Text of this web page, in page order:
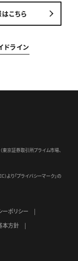
こちら
ドライン
東京証券取引所プライム市場、
）より 「プライバシーマーク」の
ーポリシー
本方針